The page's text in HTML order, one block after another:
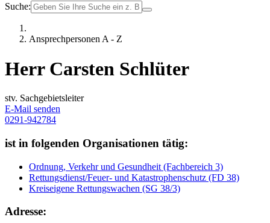
Suche:
Ansprechpersonen A - Z
Herr Carsten Schlüter
stv. Sachgebietsleiter
E-Mail senden
0291-942784
ist in folgenden Organisationen tätig:
Ordnung, Verkehr und Gesundheit (Fachbereich 3)
Rettungsdienst/Feuer- und Katastrophenschutz (FD 38)
Kreiseigene Rettungswachen (SG 38/3)
Adresse: